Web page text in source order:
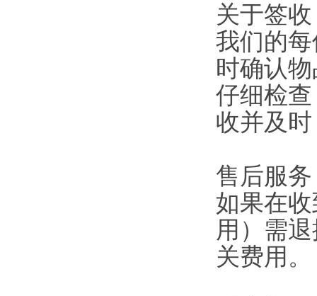
关于签收
我们的
时确认
仔细检
收并及
售后服务
如果在
用）需
关费用